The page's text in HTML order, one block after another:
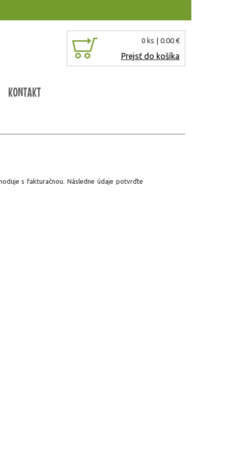
0 ks | 0.00 €
Prejsť do košíka
KONTAKT
s fakturačnou. Následne údaje potvrďte